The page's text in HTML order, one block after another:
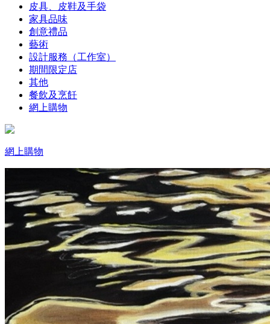
皮具、皮鞋及手袋
家具品味
創意禮品
藝術
設計服務（工作室）
期間限定店
其他
餐飲及烹飪
網上購物
網上購物